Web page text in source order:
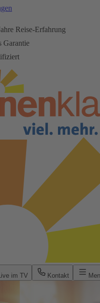
Reise-Erfahrung
Garantie
Live im TV Kontakt